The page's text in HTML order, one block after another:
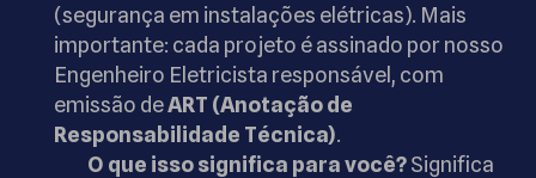
(segurança em instalações elétricas). Mais
importante: cada projeto é assinado por nosso
Engenheiro Eletricista responsável, com
emissão deART (Anotação de
Responsabilidade Técnica).
O que isso significa para você?Significa